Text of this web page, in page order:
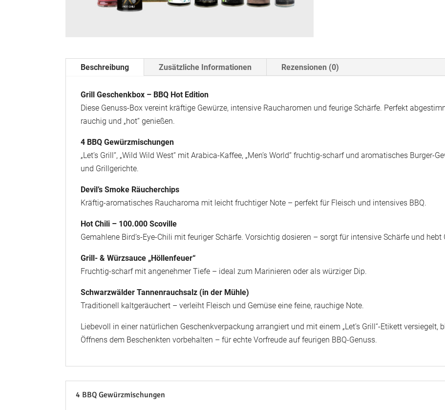
Beschreibung Zusätzliche Informationen Rezensionen (0)
Grill Geschenkbox – BBQ Hot Edition
Diese Genuss-Box vereint kräftige Gewürze, intensive Raucharomen und feurige Schärfe. Perfekt
rauchig und „hot“ genießen.
4 BBQ Gewürzmischungen
„Let’s Grill“, „Wild Wild West“ mit Arabica-Kaffee, „Men’s World“ fruchtig-scharf und aromatisches Burger-
und Grillgerichte.
Devil’s Smoke Räucherchips
Kräftig-aromatisches Raucharoma mit leicht fruchtiger Note – perfekt für Fleisch und intensives BBQ.
Hot Chili – 100.000 Scoville
Gemahlene Bird’s-Eye-Chili mit feuriger Schärfe. Vorsichtig dosieren – sorgt für intensive Schärfe und
Grill- & Würzsauce „Höllenfeuer“
Fruchtig-scharf mit angenehmer Tiefe – ideal zum Marinieren oder als würziger Dip.
Schwarzwälder Tannenrauchsalz (in der Mühle)
Traditionell kaltgeräuchert – verleiht Fleisch und Gemüse eine feine, rauchige Note.
Liebevoll in einer natürlichen Geschenkverpackung arrangiert und mit einem „Let’s Grill“-Etikett versiegelt,
Öffnens dem Beschenkten vorbehalten – für echte Vorfreude auf feurigen BBQ-Genuss.
4 BBQ Gewürzmischungen